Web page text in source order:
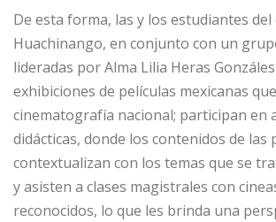
De esta forma, las y los estudiantes del
Huachinango, en conjunto con un
lideradas por Alma Lilia Heras
exhibiciones de películas mexicanas
cinematografía nacional; participan en
didácticas, donde los contenidos de las
contextualizan con los temas que se
y asisten a clases magistrales con
reconocidos, lo que les brinda una